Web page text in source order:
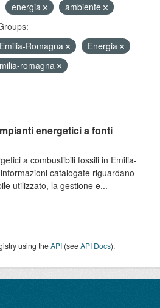
energia
ambiente
Romagna
Energia
romagna
energetici a fonti
a combustibili fossili in Emilia-
catalogate riguardano
utilizzato, la gestione e...
using theAPI (seeAPI Docs).